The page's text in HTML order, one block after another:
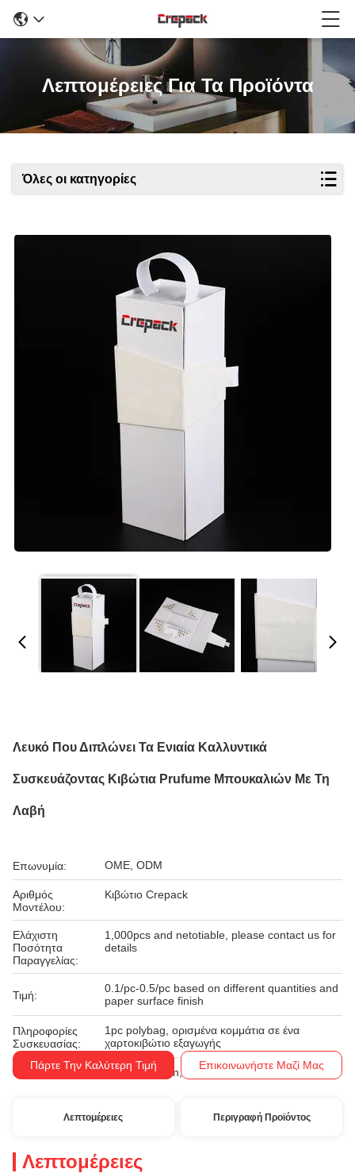
Λεπτομέρειες Για Τα Προϊόντα
Όλες οι κατηγορίες
Λευκό Που Διπλώνει Τα Ενιαία Καλλυντικά
Συσκευάζοντας Κιβώτια Prufume Μπουκαλιών Με Τη
Λαβή
Επωνυμία: OME, ODM
Αριθμός
Μοντέλου:
Κιβώτιο Crepack
Ελάχιστη
Ποσότητα
Παραγγελίας:
1,000pcs and netotiable, please contact us for
details
Τιμή:
0.1/pc-0.5/pc based on different quantities and
paper surface finish
Πληροφορίες
Συσκευασίας:
1pc polybag, ορισμένα κομμάτια σε ένα
χαρτοκιβώτιο εξαγωγής
Όροι Πληρωμής: Western Union, T/T
Πάρτε Την Καλύτερη Τιμή Επικοινωνήστε Μαζί Μας
Λεπτομέρειες Περιγραφή Προϊόντος
Λεπτομέρειες